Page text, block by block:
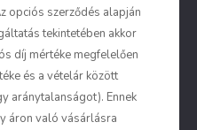
opciós szerződés alapján
tekintetében akkor
díj mértéke megfelelően
és a vételár között
aránytalan­ságot). Ennek
áron való vásárlásra